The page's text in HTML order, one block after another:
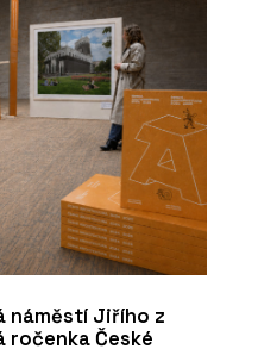
náměstí Jiřího z
ročenka České